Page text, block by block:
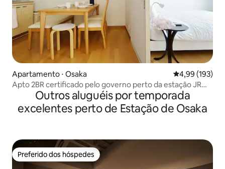
Apartamento ⋅ Osaka 4,99 de uma
4,99 (193)
Apto 2BR certificado pelo governo perto da estação JR
Outros aluguéis por temporada
excelentes perto de Estação de Osaka
Preferido dos hóspedes
Preferido dos hóspedes